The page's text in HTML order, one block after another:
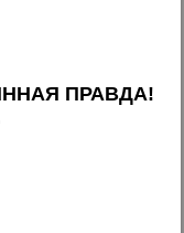
ПРАВДА!